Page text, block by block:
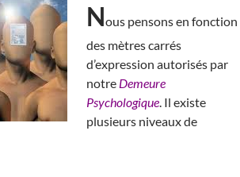
Nous pensons en fonction
des mètres carrés
d’expression autorisés par
notre Demeure
Psychologique. Il existe
plusieurs niveaux de